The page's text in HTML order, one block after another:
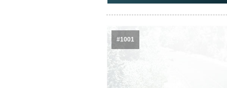
#1001